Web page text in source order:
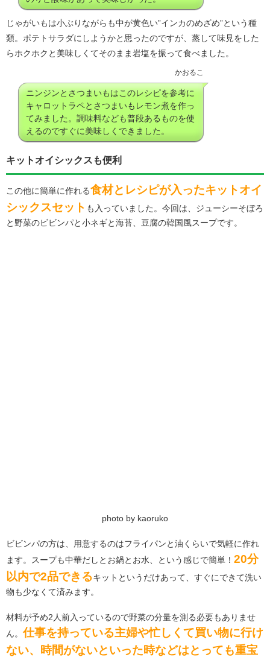
じゃがいもは小ぶりながらも中が黄色い”インカのめざめ”という種
類。ポテトサラダにしようかと思ったのですが、蒸して味見をした
らホクホクと美味しくてそのまま岩塩を振って食べました。
かおるこ
ニンジンとさつまいもはこのレシピを参考に
キャロットラペとさつまいもレモン煮を作っ
てみました。調味料なども普段あるものを使
えるのですぐに美味しくできました。
キットオイシックスも便利
この他に簡単に作れる食材とレシピが入ったキットオイ
シックスセット も入っていました。今回は、ジューシーそぼろ
と野菜のビビンパと小ネギと海苔、豆腐の韓国風スープです。
photo by kaoruko
ビビンパの方は、用意するのはフライパンと油くらいで気軽に作れ
ます。スープも中華だしとお鍋とお水、という感じで簡単！ 20分
以内で2品できるキットというだけあって、すぐにできて洗い
物も少なくて済みます。
材料が予め2人前入っているので野菜の分量を測る必要もありませ
ん。 仕事を持っている主婦や忙しくて買い物に行け
ない、時間がないといった時などはとっても重宝